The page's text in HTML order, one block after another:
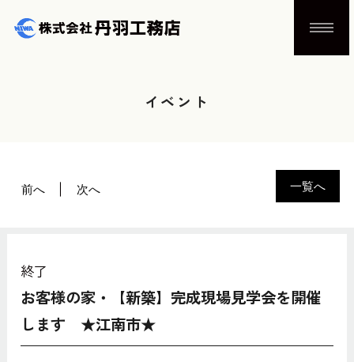
イベント
一覧へ
前へ 次へ
終了
お客様の家・【新築】完成現場見学会を開催
します ★江南市★